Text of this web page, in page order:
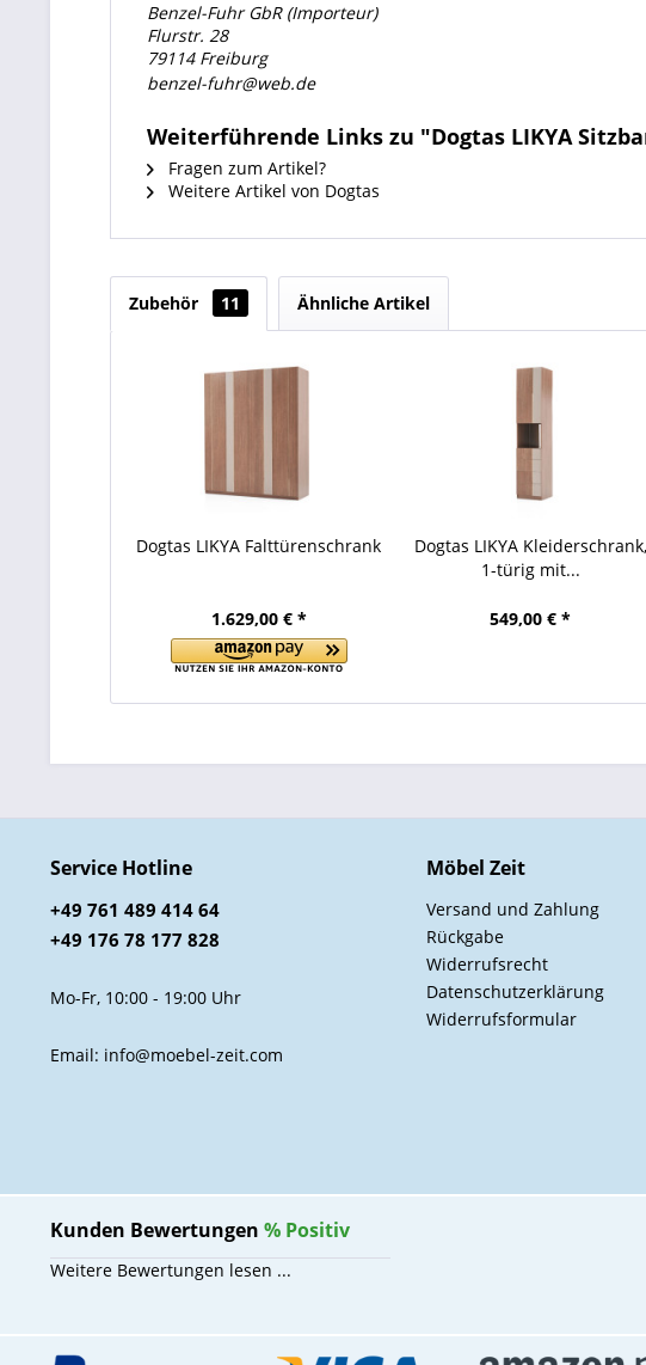
Benzel-Fuhr GbR (Importeur)
Flurstr. 28
79114 Freiburg
benzel-fuhr@web.de
Weiterführende Links zu "Dogtas LIKYA
Fragen zum Artikel?
Weitere Artikel von Dogtas
Zubehör 11 Ähnliche Artikel
Dogtas LIKYA Falttürenschrank
1.629,00 € *
Dogtas LIKYA Kleiderschrank,
1-türig mit...
549,00 € *
Service Hotline
+49 761 489 414 64
+49 176 78 177 828
Mo-Fr, 10:00 - 19:00 Uhr
Email: info@moebel-zeit.com
Möbel Zeit
Versand und Zahlung
Rückgabe
Widerrufsrecht
Datenschutzerklärung
Widerrufsformular
Kunden Bewertungen % Positiv
Weitere Bewertungen lesen ...